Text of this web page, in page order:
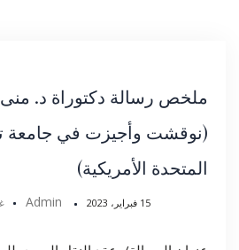
ملخص رسالة دكتوراة د.
(نوقشت وأجيزت في جامعة
المتحدة الأمريكية)
15 فبراير، 2023 Admin